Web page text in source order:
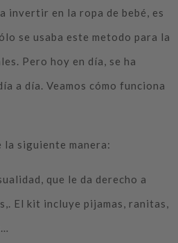
invertir en la ropa de bebé, es
se usaba este metodo para la
Pero hoy en día, se ha
a día. Veamos cómo funciona
la siguiente manera:
que le da derecho a
El kit incluye pijamas, ranitas,